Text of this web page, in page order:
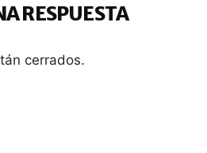
RESPUESTA
cerrados.